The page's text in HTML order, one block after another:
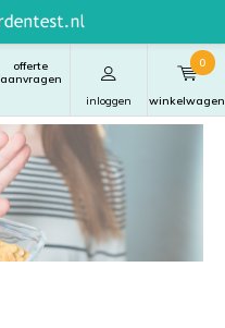
offerte
aanvragen
inloggen
winkelwagen
0